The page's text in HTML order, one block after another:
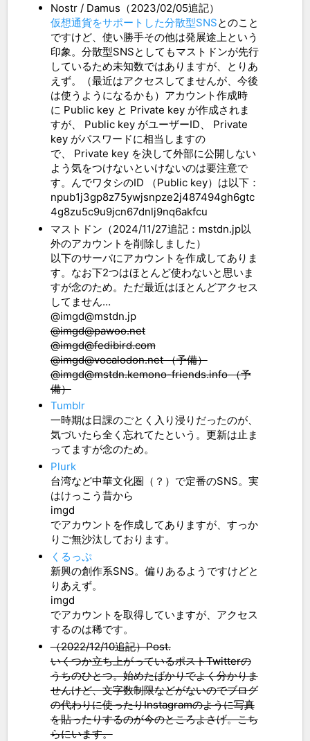
Nostr / Damus（2023/02/05追記）
仮想通貨をサポートした分散型SNSとのこと
ですけど、使い勝手その他は発展途上という
印象。分散型SNSとしてもマストドンが先行
しているため未知数ではありますが、とりあ
えず。（最近はアクセスしてませんが、今後
は使うようになるかも）アカウント作成時
に Public key と Private key が作成されま
すが、 Public key がユーザーID、 Private
key がパスワードに相当しますの
で、 Private key を決して外部に公開しない
よう気をつけないといけないのは要注意で
す。んでワタシのID （Public key）は以下：
npub1j3gp8z75ywjsnpze2j487494gh6gtc
4g8zu5c9u9jcn67dnlj9nq6akfcu
マストドン（2024/11/27追記：mstdn.jp以
外のアカウントを削除しました）
以下のサーバにアカウントを作成してありま
す。なお下2つはほとんど使わないと思いま
すが念のため。ただ最近はほとんどアクセス
してません…
@imgd@mstdn.jp
@imgd@pawoo.net
@imgd@fedibird.com
@imgd@vocalodon.net （予備）
@imgd@mstdn.kemono-friends.info （予
備）
Tumblr
一時期は日課のごとく入り浸りだったのが、
気づいたら全く忘れてたという。更新は止ま
ってますが念のため。
Plurk
台湾など中華文化圏（？）で定番のSNS。実
はけっこう昔から
imgd
でアカウントを作成してありますが、すっか
りご無沙汰しております。
くるっぷ
新興の創作系SNS。偏りあるようですけどと
りあえず。
imgd
でアカウントを取得していますが、アクセス
するのは稀です。
（2022/12/10追記）Post.
いくつか立ち上がっているポストTwitterの
うちのひとつ。始めたばかりでよく分かりま
せんけど、文字数制限などがないのでブログ
の代わりに使ったりInstagramのように写真
を貼ったりするのが今のところよさげ。こち
らにいます。